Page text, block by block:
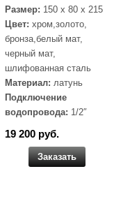
Размер: 150 x 80 x 215
Цвет: хром,золото,
бронза,белый мат,
черный мат,
шлифованная сталь
Материал: латунь
Подключение
водопровода: 1/2″
19 200 руб.
Заказать